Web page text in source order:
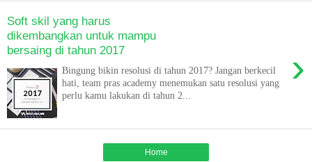
Soft skil yang harus
dikembangkan untuk mampu
bersaing di tahun 2017
›
Bingung bikin resolusi di tahun 2017? Jangan berkecil
hati, team pras academy menemukan satu resolusi yang
perlu kamu lakukan di tahun 2...
Home